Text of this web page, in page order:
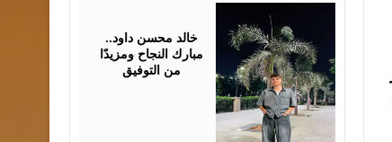
خالد محسن داود..
مبارك النجاح ومزيدًا
من التوفيق